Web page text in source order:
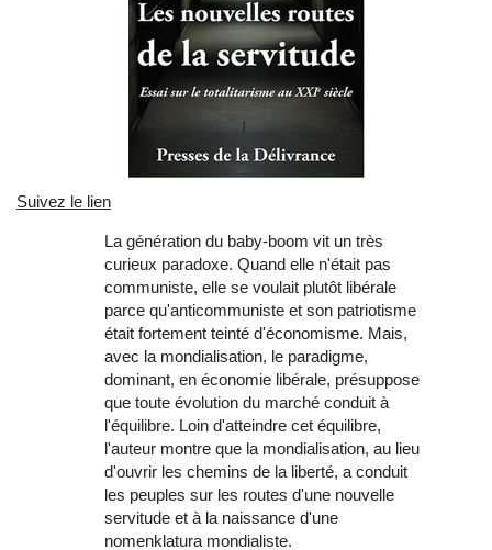
Suivez le lien
La génération du baby-boom vit un très
curieux paradoxe. Quand elle n'était pas
communiste, elle se voulait plutôt libérale
parce qu'anticommuniste et son patriotisme
était fortement teinté d'économisme. Mais,
avec la mondialisation, le paradigme,
dominant, en économie libérale, présuppose
que toute évolution du marché conduit à
l'équilibre. Loin d'atteindre cet équilibre,
l'auteur montre que la mondialisation, au lieu
d'ouvrir les chemins de la liberté, a conduit
les peuples sur les routes d'une nouvelle
servitude et à la naissance d'une
nomenklatura mondialiste.